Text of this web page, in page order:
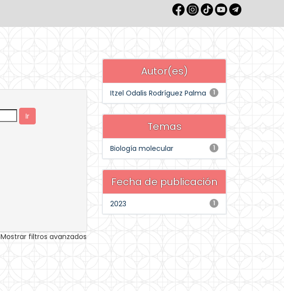
Mostrar filtros avanzados
Autor(es)
1
Itzel Odalis Rodríguez Palma
Temas
1
Biología molecular
Fecha de publicación
1
2023